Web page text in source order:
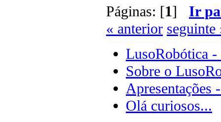
Páginas: [1] Ir
« anterior seguinte
LusoRobótica -
Sobre o
Apresentações
Olá curiosos...